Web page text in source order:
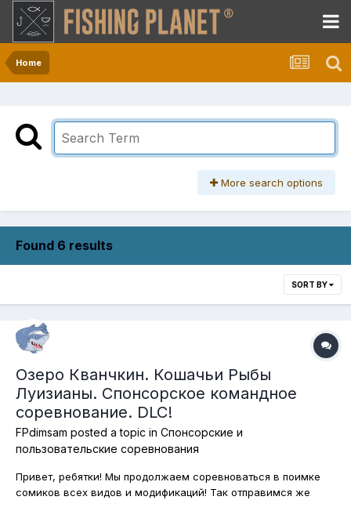
Home
More search options
Found 6 results
SORT BY
Озеро Кванчкин. Кошачьи Рыбы
Луизианы. Спонсорское командное
соревнование. DLC!
FPdimsam posted a topic in Спонсорские и
пользовательские соревнования
Привет, ребятки! Мы продолжаем соревноваться в поимке
сомиков всех видов и модификаций! Так отправимся же